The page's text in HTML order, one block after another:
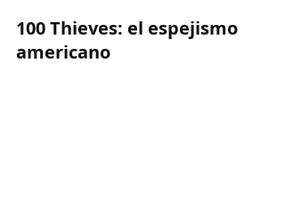
100 Thieves: el espejismo
americano